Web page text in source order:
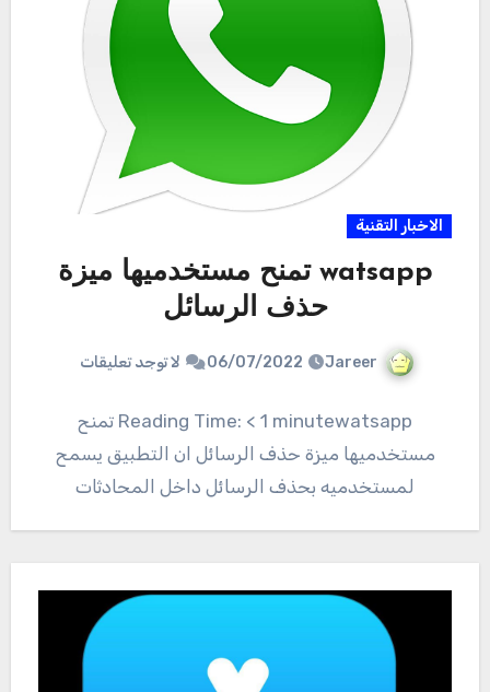
الاخبار التقنية
watsapp تمنح مستخدميها ميزة
حذف الرسائل
Jareer
06/07/2022 لا توجد تعليقات
Reading Time: < 1 minutewatsapp تمنح
مستخدميها ميزة حذف الرسائل ان التطبيق يسمح
لمستخدميه بحذف الرسائل داخل المحادثات